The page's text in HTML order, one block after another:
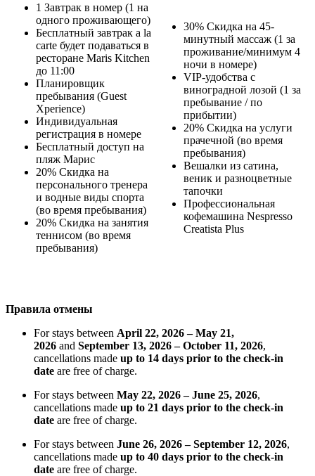
1 Завтрак в номер (1 на
одного проживающего)
Бесплатный завтрак a la
carte будет подаваться в
ресторане Maris Kitchen
до 11:00
Планировщик
пребывания (Guest
Xperience)
Индивидуальная
регистрация в номере
Бесплатный доступ на
пляж Марис
20% Скидка на
персонального тренера
и водные виды спорта
(во время пребывания)
20% Скидка на занятия
теннисом (во время
пребывания)
30% Скидка на 45-
минутный массаж (1 за
проживание/минимум 4
ночи в номере)
VIP-удобства с
виноградной лозой (1 за
пребывание / по
прибытии)
20% Скидка на услуги
прачечной (во время
пребывания)
Вешалки из сатина,
веник и разноцветные
тапочки
Профессиональная
кофемашина Nespresso
Creatista Plus
Правила отмены
For stays between April 22, 2026 – May 21,
2026 and September 13, 2026 – October 11, 2026,
cancellations made up to 14 days prior to the check-in
date are free of charge.
For stays between May 22, 2026 – June 25, 2026,
cancellations made up to 21 days prior to the check-in
date are free of charge.
For stays between June 26, 2026 – September 12, 2026,
cancellations made up to 40 days prior to the check-in
date are free of charge.